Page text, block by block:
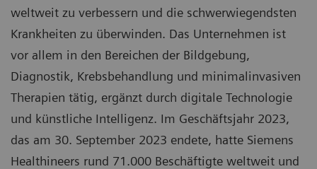
weltweit zu verbessern und die schwerwiegendsten
Krankheiten zu überwinden. Das Unternehmen ist
vor allem in den Bereichen der Bildgebung,
Diagnostik, Krebsbehandlung und minimalinvasiven
Therapien tätig, ergänzt durch digitale Technologie
und künstliche Intelligenz. Im Geschäftsjahr 2023,
das am 30. September 2023 endete, hatte Siemens
Healthineers rund 71.000 Beschäftigte weltweit und